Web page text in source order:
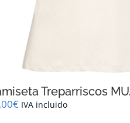
Treparriscos
€ IVA incluido